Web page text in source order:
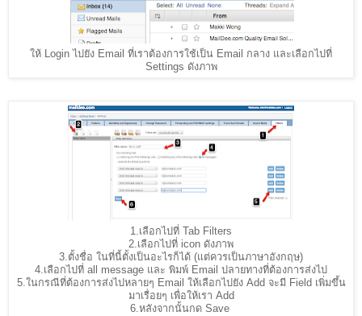
ให้ Login ไปยัง Email ที่เราต้องการใช้เป็น Email กลาง และเลือกไปที่
Settings ดังภาพ
1.เลือกไปที่ Tab Filters
2.เลือกไปที่ icon ดังภาพ
3.ตั้งชื่อ ในที่นี้ตั้งเป็นอะไรก็ได้ (แต่ควรเป็นภาษาอังกฤษ)
4.เลือกไปที่ all message และ พิมพ์ Email ปลายทางที่ต้องการส่งไป
5.ในกรณีที่ต้องการส่งไปหลายๆ Email ให้เลือกไปยัง Add จะมี Field เพิ่มขึ้น
มาเรื่อยๆ เพื่อให้เรา Add
6.หลังจากนั้นกด Save